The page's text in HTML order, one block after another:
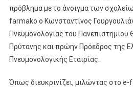
πρόβλημα με το άνοιγμα των
farmako ο Κωνσταντίνος
Πνευμονολογίας του
Πρύτανης και πρώην Πρόεδρος της
Πνευμονολογικής Εταιρίας.
Όπως διευκρινίζει, μιλώντας στο e-